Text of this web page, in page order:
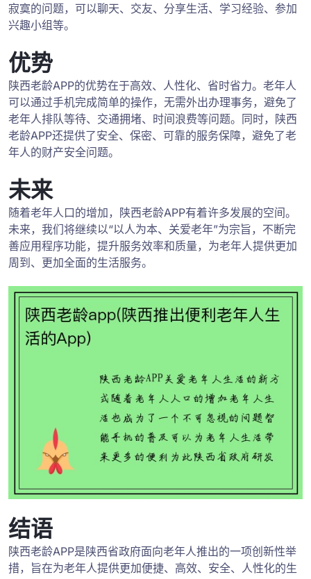
寂寞的问题，可以聊天、交友、分享生活、学习经验、参加
兴趣小组等。
优势
陕西老龄APP的优势在于高效、人性化、省时省力。老年人
可以通过手机完成简单的操作，无需外出办理事务，避免了
老年人排队等待、交通拥堵、时间浪费等问题。同时，陕西
老龄APP还提供了安全、保密、可靠的服务保障，避免了老
年人的财产安全问题。
未来
随着老年人口的增加，陕西老龄APP有着许多发展的空间。
未来，我们将继续以“以人为本、关爱老年”为宗旨，不断完
善应用程序功能，提升服务效率和质量，为老年人提供更加
周到、更加全面的生活服务。
结语
陕西老龄APP是陕西省政府面向老年人推出的一项创新性举
措，旨在为老年人提供更加便捷、高效、安全、人性化的生